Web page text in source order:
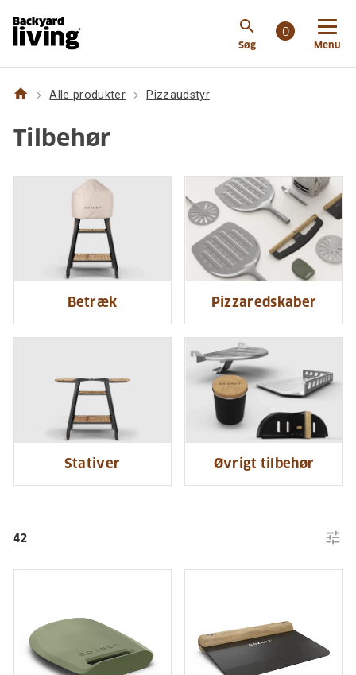
search
Søg
0
Menu
home Alle produkter Pizzaudstyr
Tilbehør
Betræk Pizzaredskaber
Stativer Øvrigt tilbehør
42 tune